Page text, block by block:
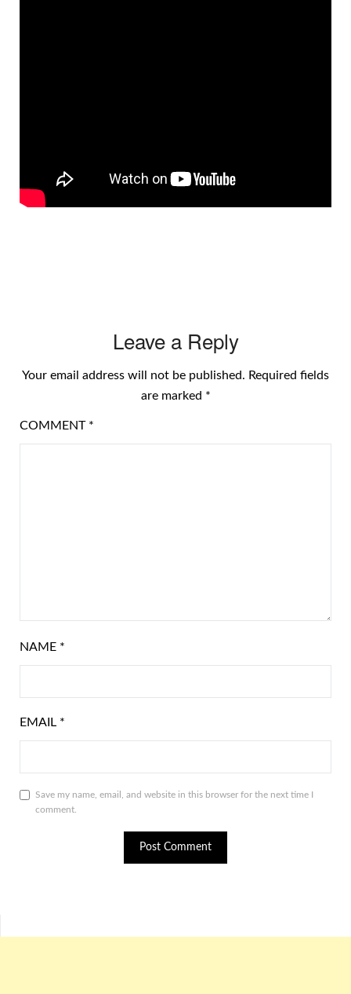
Leave a Reply
Your email address will not be published. Required fields
are marked *
COMMENT *
NAME *
EMAIL *
Save my name, email, and website in this browser for the next time I
comment.